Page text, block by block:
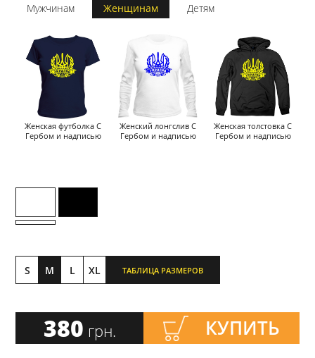
Мужчинам Женщинам Детям
Женская футболка С
Гербом и надписью
Женский лонгслив С
Гербом и надписью
Женская толстовка С
Гербом и надписью
S M L XL ТАБЛИЦА РАЗМЕРОВ
380 грн. КУПИТЬ